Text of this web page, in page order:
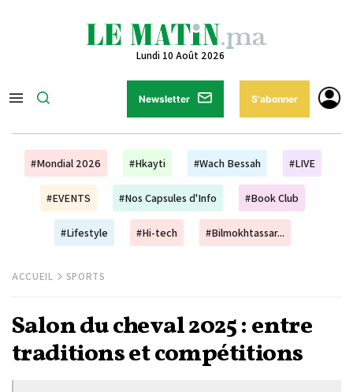
Lundi 10 Août 2026
Newsletter S'abonner
#Mondial 2026 #Hkayti #Wach Bessah #LIVE
#EVENTS #Nos Capsules d'Info #Book Club
#Lifestyle #Hi-tech #Bilmokhtassar...
ACCUEIL SPORTS
Salon du cheval 2025 : entre
traditions et compétitions